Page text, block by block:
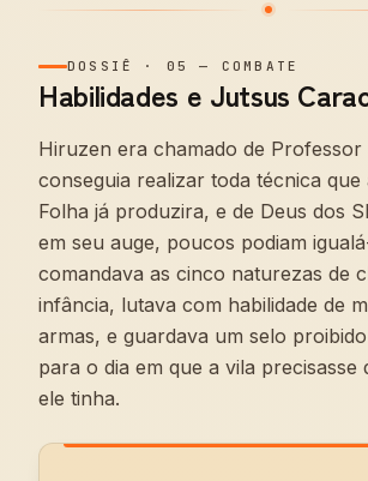
DOSSIÊ · 05 — COMBATE
Habilidades e Jutsus
Hiruzen era chamado de Professor
conseguia realizar toda técnica que
Folha já produzira, e de Deus dos
em seu auge, poucos podiam
comandava as cinco naturezas de
infância, lutava com habilidade de
armas, e guardava um selo
para o dia em que a vila precisasse
ele tinha.